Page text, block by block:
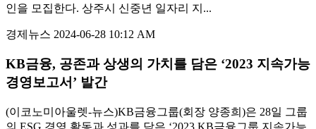
인을 모집한다. 상주시 신중년 일자리 지...
경제뉴스 2024-06-28 10:12 AM
KB금융, 공존과 상생의 가치를 담은 ‘2023 지속가능
경영보고서’ 발간
(이코노미아울렛-뉴스)KB금융그룹(회장 양종희)은 28일 그룹